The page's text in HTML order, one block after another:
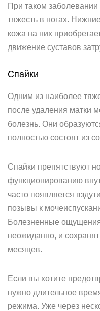
При таком заболевании
тяжесть в ногах.
кожа на них
движение суставов
Спайки
Одним из наиболее
после удаления матки
болезнь. Они
полностью состоят из
Спайки препятствуют
функционированию
часто появляется
позывы к
Болезненные ощущения
неожиданно, и
месяцев.
Если вы хотите
нужно длительное
режима. Уже через